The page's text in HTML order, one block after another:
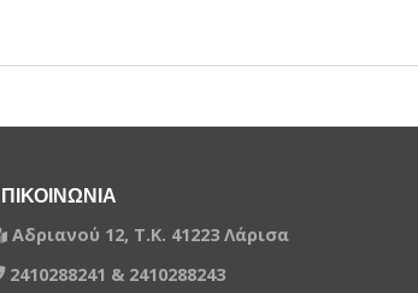
Αδριανού 12, Τ.Κ. 41223 Λάρισα
2410288241 & 2410288243